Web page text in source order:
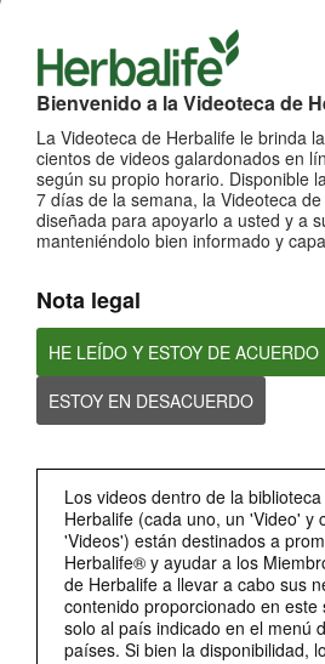
Bienvenido a la Videoteca de
La Videoteca de Herbalife le brinda
cientos de videos galardonados en
según su propio horario. Disponible
7 días de la semana, la Videoteca
diseñada para apoyarlo a usted y a
manteniéndolo bien informado y
Nota legal
HE LEÍDO Y ESTOY DE ACUERDO
ESTOY EN DESACUERDO
Los videos dentro de la
Herbalife (cada uno, un 'Video' y
'Videos') están destinados a
Herbalife® y ayudar a los
de Herbalife a llevar a cabo sus
contenido proporcionado en este
solo al país indicado en el menú
países. Si bien la disponibilidad,
¡Impulsa cada momento! Nuevo Liftoff
Conoce el nuevo sabor mora de esta bebida
cada momento
¡Dale un impulso a tu día con los nuevos